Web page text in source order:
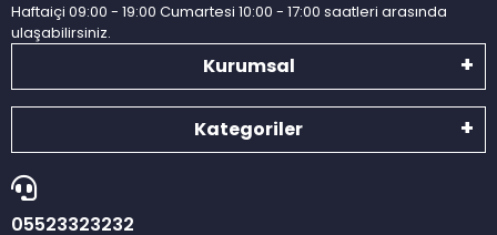
Haftaiçi 09:00 - 19:00 Cumartesi 10:00 - 17:00 saatleri arasında
ulaşabilirsiniz.
Kurumsal
Kategoriler
05523323232